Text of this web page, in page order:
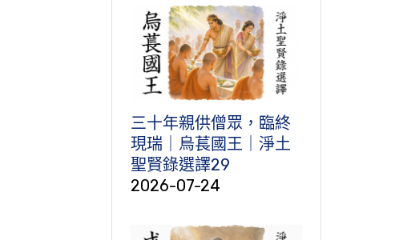
三十年親供僧眾，臨終
現瑞｜烏萇國王｜淨土
聖賢錄選譯29
2026-07-24